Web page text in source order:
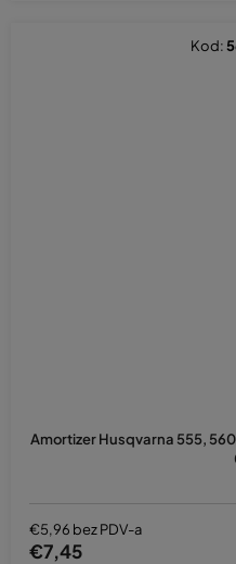
Amortizer Husqvarna 555,
€5,96 bez PDV-a
€7,45
Kod: